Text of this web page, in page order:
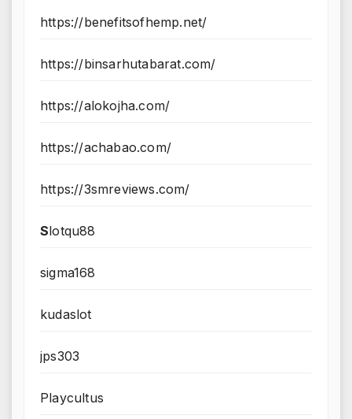
https://benefitsofhemp.net/
https://binsarhutabarat.com/
https://alokojha.com/
https://achabao.com/
https://3smreviews.com/
Slotqu88
sigma168
kudaslot
jps303
Playcultus